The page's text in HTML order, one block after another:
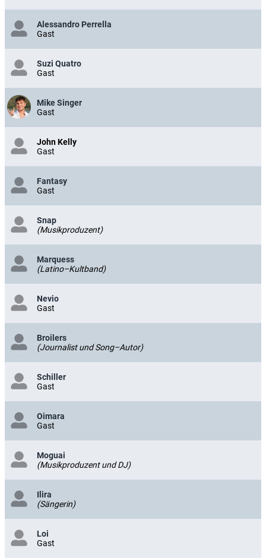
Alessandro Perrella
Gast
Suzi Quatro
Gast
Mike Singer
Gast
John Kelly
Gast
Fantasy
Gast
Snap
(Musikproduzent)
Marquess
(Latino–Kultband)
Nevio
Gast
Broilers
(Journalist und Song–Autor)
Schiller
Gast
Oimara
Gast
Moguai
(Musikproduzent und DJ)
Ilira
(Sängerin)
Loi
Gast